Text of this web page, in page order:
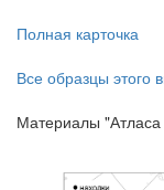
Полная карточка
Все образцы этого
Материалы